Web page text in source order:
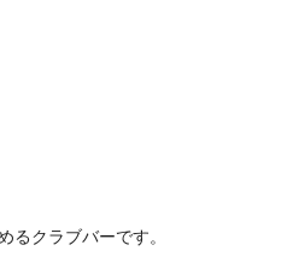
るクラブバーです。